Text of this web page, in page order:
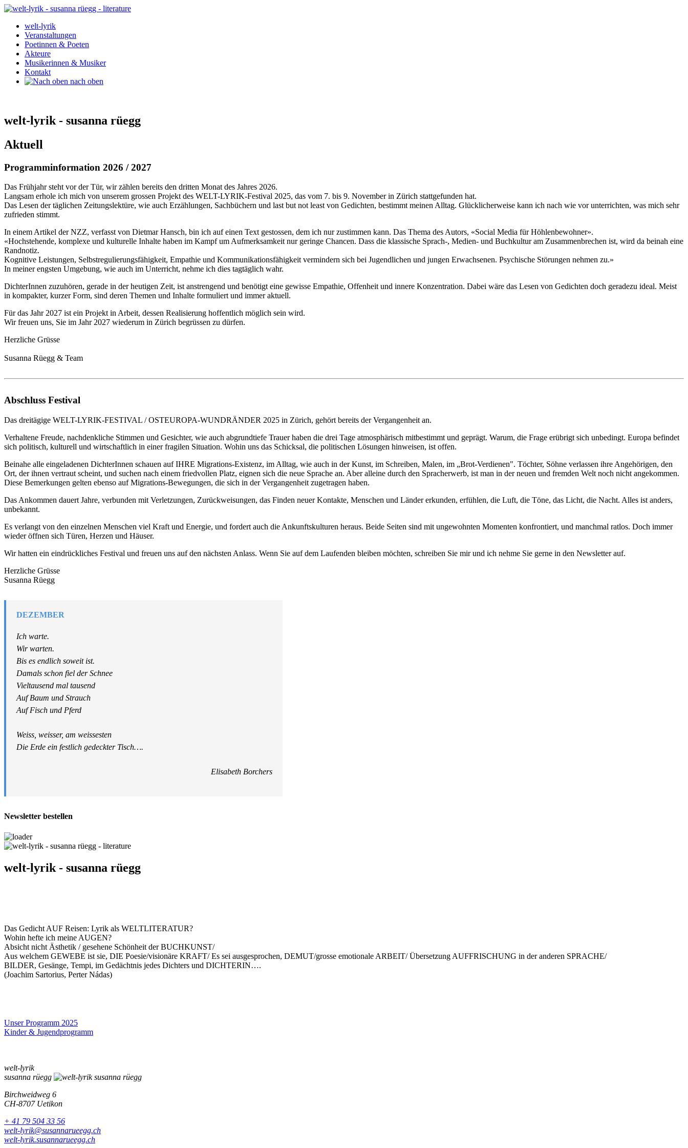
welt-lyrik
Veranstaltungen
Poetinnen & Poeten
Akteure
Musikerinnen & Musiker
Kontakt
nach oben
welt-lyrik ‐ susanna rüegg
Aktuell
Programminformation 2026 / 2027
Das Frühjahr steht vor der Tür, wir zählen bereits den dritten Monat des Jahres 2026.
Langsam erhole ich mich von unserem grossen Projekt des WELT-LYRIK-Festival 2025, das vom 7. bis 9. November in Zürich stattgefunden hat.
Das Lesen der täglichen Zeitungslektüre, wie auch Erzählungen, Sachbüchern und last but not least von Gedichten, bestimmt meinen Alltag. Glücklicherweise kann ich nach wie vor unterrichten, was mich sehr
zufrieden stimmt.
In einem Artikel der NZZ, verfasst von Dietmar Hansch, bin ich auf einen Text gestossen, dem ich nur zustimmen kann. Das Thema des Autors, «Social Media für Höhlenbewohner».
«Hochstehende, komplexe und kulturelle Inhalte haben im Kampf um Aufmerksamkeit nur geringe Chancen. Dass die klassische Sprach-, Medien- und Buchkultur am Zusammenbrechen ist, wird da beinah eine
Randnotiz.
Kognitive Leistungen, Selbstregulierungsfähigkeit, Empathie und Kommunikationsfähigkeit vermindern sich bei Jugendlichen und jungen Erwachsenen. Psychische Störungen nehmen zu.»
In meiner engsten Umgebung, wie auch im Unterricht, nehme ich dies tagtäglich wahr.
DichterInnen zuzuhören, gerade in der heutigen Zeit, ist anstrengend und benötigt eine gewisse Empathie, Offenheit und innere Konzentration. Dabei wäre das Lesen von Gedichten doch geradezu ideal. Meist
in kompakter, kurzer Form, sind deren Themen und Inhalte formuliert und immer aktuell.
Für das Jahr 2027 ist ein Projekt in Arbeit, dessen Realisierung hoffentlich möglich sein wird.
Wir freuen uns, Sie im Jahr 2027 wiederum in Zürich begrüssen zu dürfen.
Herzliche Grüsse
Susanna Rüegg & Team
Abschluss Festival
Das dreitägige WELT-LYRIK-FESTIVAL / OSTEUROPA-WUNDRÄNDER 2025 in Zürich, gehört bereits der Vergangenheit an.
Verhaltene Freude, nachdenkliche Stimmen und Gesichter, wie auch abgrundtiefe Trauer haben die drei Tage atmosphärisch mitbestimmt und geprägt. Warum, die Frage erübrigt sich unbedingt. Europa befindet
sich politisch, kulturell und wirtschaftlich in einer fragilen Situation. Wohin uns das Schicksal, die politischen Lösungen hinweisen, ist offen.
Beinahe alle eingeladenen DichterInnen schauen auf IHRE Migrations-Existenz, im Alltag, wie auch in der Kunst, im Schreiben, Malen, im „Brot-Verdienen". Töchter, Söhne verlassen ihre Angehörigen, den
Ort, der ihnen vertraut scheint, und suchen nach einem friedvollen Platz, eignen sich die neue Sprache an. Aber alleine durch den Spracherwerb, ist man in der neuen und fremden Welt noch nicht angekommen.
Diese Bemerkungen gelten ebenso auf Migrations-Bewegungen, die sich in der Vergangenheit zugetragen haben.
Das Ankommen dauert Jahre, verbunden mit Verletzungen, Zurückweisungen, das Finden neuer Kontakte, Menschen und Länder erkunden, erfühlen, die Luft, die Töne, das Licht, die Nacht. Alles ist anders,
unbekannt.
Es verlangt von den einzelnen Menschen viel Kraft und Energie, und fordert auch die Ankunftskulturen heraus. Beide Seiten sind mit ungewohnten Momenten konfrontiert, und manchmal ratlos. Doch immer
wieder öffnen sich Türen, Herzen und Häuser.
Wir hatten ein eindrückliches Festival und freuen uns auf den nächsten Anlass. Wenn Sie auf dem Laufenden bleiben möchten, schreiben Sie mir und ich nehme Sie gerne in den Newsletter auf.
Herzliche Grüsse
Susanna Rüegg
DEZEMBER
Ich warte.
Wir warten.
Bis es endlich soweit ist.
Damals schon fiel der Schnee
Vieltausend mal tausend
Auf Baum und Strauch
Auf Fisch und Pferd
Weiss, weisser, am weissesten
Die Erde ein festlich gedeckter Tisch….
Elisabeth Borchers
Newsletter bestellen
welt-lyrik ‐ susanna rüegg
Das Gedicht AUF Reisen: Lyrik als WELTLITERATUR?
Wohin hefte ich meine AUGEN?
Absicht nicht Ästhetik / gesehene Schönheit der BUCHKUNST/
Aus welchem GEWEBE ist sie, DIE Poesie/visionäre KRAFT/Es sei ausgesprochen, DEMUT/grosse emotionale ARBEIT/Übersetzung AUFFRISCHUNG in der anderen SPRACHE/
BILDER, Gesänge, Tempi, im Gedächtnis jedes Dichters und DICHTERIN….
(Joachim Sartorius, Perter Nádas)
Unser Programm 2025
Kinder & Jugendprogramm
welt-lyrik
susanna rüegg
Birchweidweg 6
CH-8707 Uetikon
+ 41 79 504 33 56
welt-lyrik@susannarueegg.ch
welt-lyrik.susannarueegg.ch